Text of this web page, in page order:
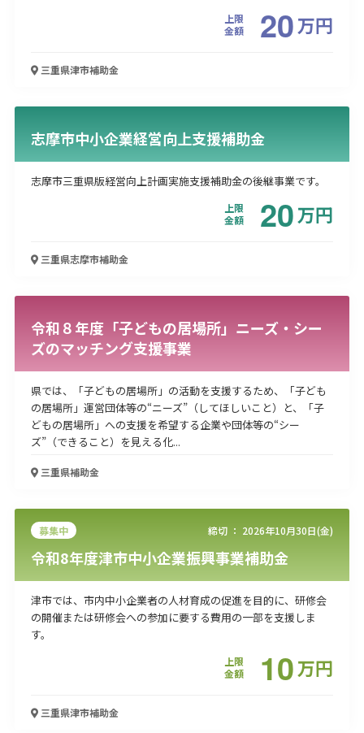
上限
金額
20万円
三重県津市補助金
志摩市中小企業経営向上支援補助金
志摩市三重県版経営向上計画実施支援補助金の後継事業です。
上限
金額
20万円
三重県志摩市補助金
令和８年度「子どもの居場所」ニーズ・シー
ズのマッチング支援事業
県では、「子どもの居場所」の活動を支援するため、「子ども
の居場所」運営団体等の“ニーズ”（してほしいこと）と、「子
どもの居場所」への支援を希望する企業や団体等の“シー
ズ”（できること）を見える化...
三重県補助金
募集中 締切 ： 2026年10月30日(金)
令和8年度津市中小企業振興事業補助金
津市では、市内中小企業者の人材育成の促進を目的に、研修会
の開催または研修会への参加に要する費用の一部を支援しま
す。
上限
金額
10万円
三重県津市補助金